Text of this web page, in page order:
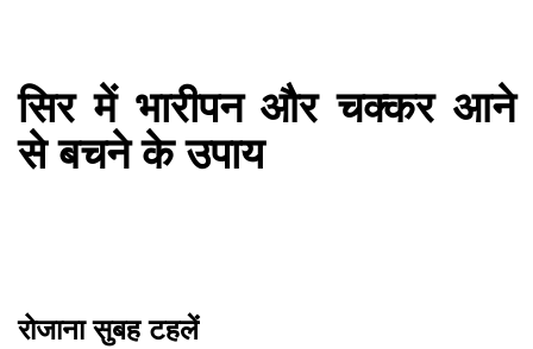
सिर में भारीपन और चक्कर आने
से बचने के उपाय
रोजाना सुबह टहलें